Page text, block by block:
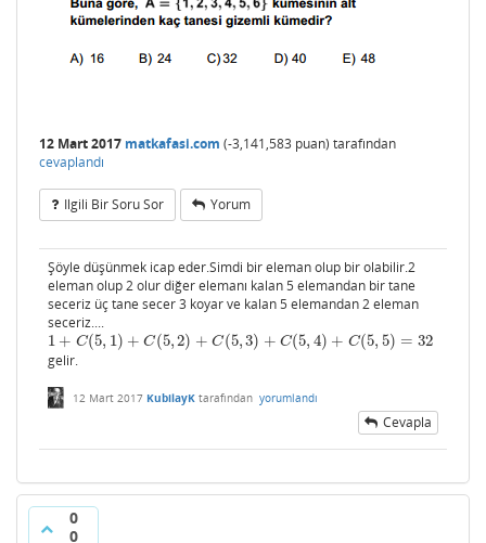
12 Mart 2017 matkafasi.com (-3,141,583 puan) tarafından
cevaplandı
Ilgili Bir Soru Sor Yorum
Şöyle düşünmek icap eder.Simdi bir eleman olup bir olabilir.2
eleman olup 2 olur diğer elemanı kalan 5 elemandan bir tane
seceriz üç tane secer 3 koyar ve kalan 5 elemandan 2 eleman
seceriz....
1 + C(5, 1) + C(5, 2) + C(5,3) + C(5, 4) + C(5, 5) = 32
1 +C 5,1)+ C(5 ,2) +C(5,3)+ C(5,4)+C(5, 5)= 32
gelir.
12 Mart 2017 KubilayK tarafından yorumlandı
Cevapla
0
0